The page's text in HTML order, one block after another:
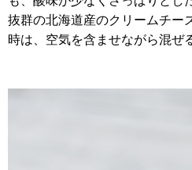
抜群の北海道産のクリームチー
時は、空気を含ませながら混ぜ